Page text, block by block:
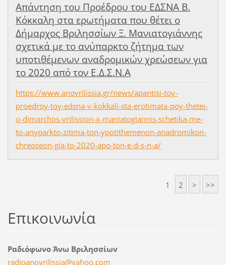
Απάντηση του Προέδρου του ΕΔΣΝΑ Β.
Κόκκαλη στα ερωτήματα που θέτει ο
Δήμαρχος Βριλησσίων Ξ. Μανιατογιάννης
σχετικά με το ανύπαρκτο ζήτημα των
υποτιθέμενων αναδρομικών χρεώσεων για
το 2020 από τον Ε.Δ.Σ.Ν.Α
https://www.anovrilissia.gr/news/apantisi-toy-
proedroy-toy-edsna-v-kokkali-sta-erotimata-poy-thetei-
o-dimarchos-vrilission-x-maniatogiannis-schetika-me-
to-anyparkto-zitima-ton-ypotithemenon-anadromikon-
chreoseon-gia-to-2020-apo-ton-e-d-s-n-a/
1 2 > >>
Επικοινωνία
Ραδιόφωνο Άνω Βριλησσίων
radioanovrilissia@yahoo.com